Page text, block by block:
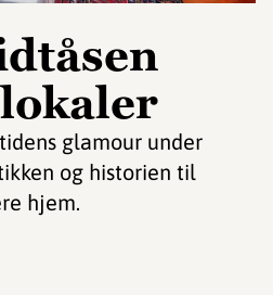
glamour under
og historien til
hjem.